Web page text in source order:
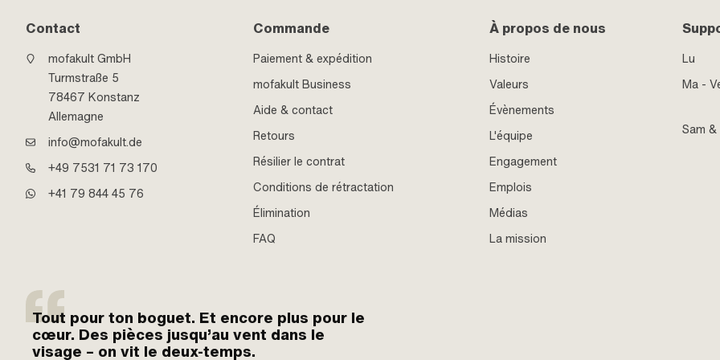
Contact
mofakult GmbH
Turmstraße 5
78467 Konstanz
Allemagne
info@mofakult.de
+49 7531 71 73 170
+41 79 844 45 76
Commande
Paiement & expédition
mofakult Business
Aide & contact
Retours
Résilier le contrat
Conditions de rétractation
Élimination
FAQ
À propos de nous
Histoire
Valeurs
Évènements
L'équipe
Engagement
Emplois
Médias
La mission
Lu
Ma -
Sam
Tout pour ton boguet. Et encore plus pour le
cœur. Des pièces jusqu’au vent dans le
visage – on vit le deux-temps.